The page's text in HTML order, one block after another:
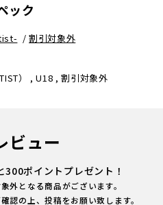
ック
/割引対象外
） , U18 , 割引対象外
ビュー
300ポイントプレゼント！
外となる商品がございます。
認の上、投稿をお願い致します。